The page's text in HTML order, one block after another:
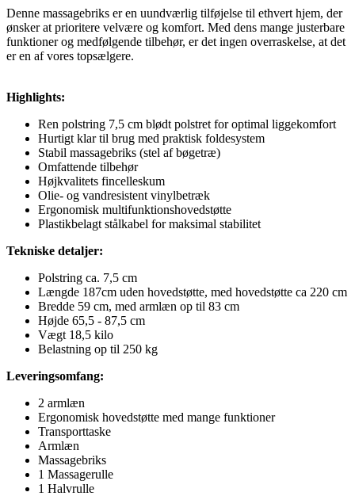
Denne massagebriks er en uundværlig tilføjelse til ethvert hjem, der
ønsker at prioritere velvære og komfort. Med dens mange justerbare
funktioner og medfølgende tilbehør, er det ingen overraskelse, at det
er en af vores topsælgere.
Highlights:
Ren polstring 7,5 cm blødt polstret for optimal liggekomfort
Hurtigt klar til brug med praktisk foldesystem
Stabil massagebriks (stel af bøgetræ)
Omfattende tilbehør
Højkvalitets fincelleskum
Olie- og vandresistent vinylbetræk
Ergonomisk multifunktionshovedstøtte
Plastikbelagt stålkabel for maksimal stabilitet
Tekniske detaljer:
Polstring ca. 7,5 cm
Længde 187cm uden hovedstøtte, med hovedstøtte ca 220 cm
Bredde 59 cm, med armlæn op til 83 cm
Højde 65,5 - 87,5 cm
Vægt 18,5 kilo
Belastning op til 250 kg
Leveringsomfang:
2 armlæn
Ergonomisk hovedstøtte med mange funktioner
Transporttaske
Armlæn
Massagebriks
1 Massagerulle
1 Halvrulle